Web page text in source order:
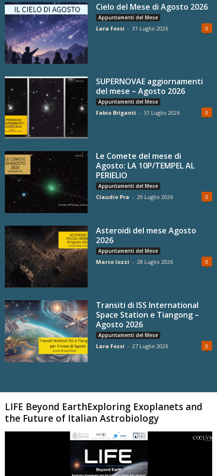
Cielo del Mese di Agosto 2026
Appuntamenti del Mese
Lara Fossi - 31 Luglio 2026 0
SUPERNOVAE aggiornamenti
del mese – Agosto 2026
Appuntamenti del Mese
Fabio Briganti - 31 Luglio 2026 0
Le Comete del mese di
Agosto: LA 10P/TEMPEL AL
PERIELIO
Appuntamenti del Mese
Claudio Pra - 29 Luglio 2026 0
Asteroidi del mese Agosto
2026
Appuntamenti del Mese
Marco Iozzi - 28 Luglio 2026 0
Transiti di ISS International
Space Station e Tiangong –
Agosto 2026
Appuntamenti del Mese
Lara Fossi - 27 Luglio 2026 0
LIFE Beyond EarthExploring Exoplanets and
the Future of Italian Astrobiology